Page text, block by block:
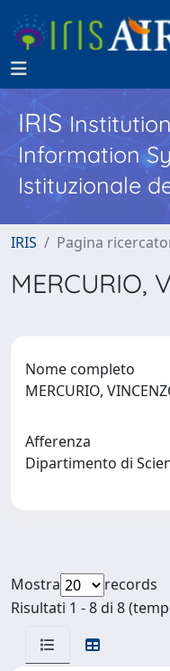
IRIS
Information
Istituzionale
IRIS Pagina
MERCURIO,
Nome completo
MERCURIO,
Afferenza
Dipartimento di
Mostra
records
Risultati 1 - 8 di 8